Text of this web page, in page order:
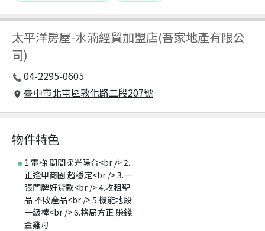
太平洋房屋-水湳經貿加盟店(吾家地產有限公
司)
04-2295-0605
臺中市北屯區敦化路二段207號
物件特色
1.電梯 間間採光陽台<br /> 2.
正逢甲商圈 超穩定<br /> 3.一
張門牌好貸款<br /> 4.收租聖
品 不敗產品<br /> 5.機能地段
一級棒<br /> 6.格局方正 賺錢
金雞母